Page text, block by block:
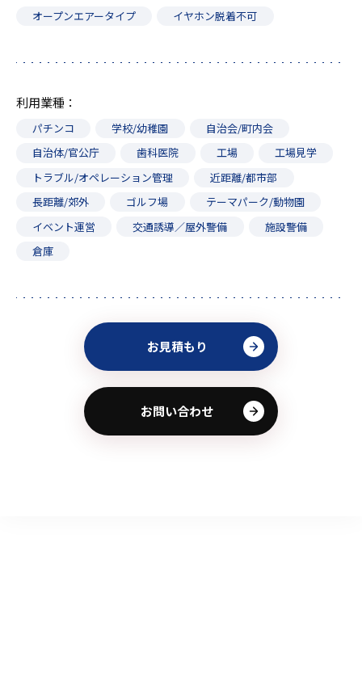
オープンエアータイプ イヤホン脱着不可
利用業種
パチンコ 学校/幼稚園
自治会/町内会
自治体/官公庁
歯科医院 工場
工場見学
トラブル/オペレーション管理
近距離/都市部
長距離/郊外
ゴルフ場
テーマパーク/動物園
イベント運営
交通誘導／屋外警備
施設警備
倉庫
お見積もり
お問い合わせ